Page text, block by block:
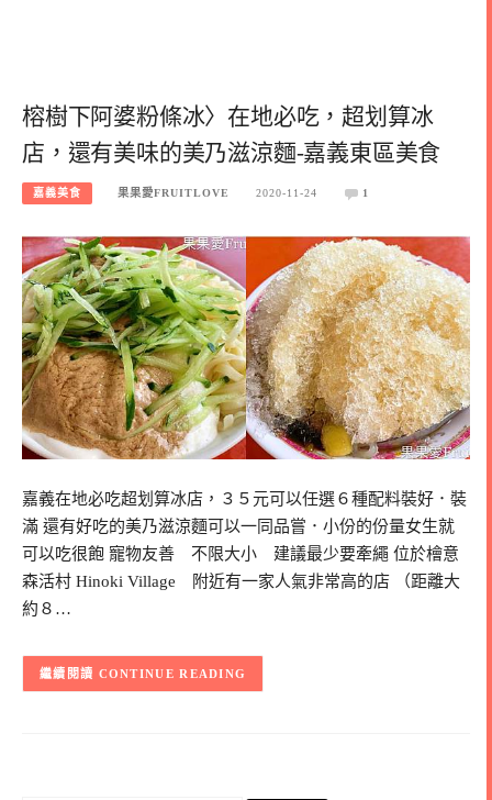
榕樹下阿婆粉條冰〉在地必吃，超划算冰
店，還有美味的美乃滋涼麵-嘉義東區美食
嘉義美食 果果愛FRUITLOVE 2020-11-24 1
嘉義在地必吃超划算冰店，３５元可以任選６種配料裝好．裝
滿 還有好吃的美乃滋涼麵可以一同品嘗．小份的份量女生就
可以吃很飽 寵物友善 不限大小 建議最少要牽繩 位於檜意
森活村 Hinoki Village 附近有一家人氣非常高的店 （距離大
約８…
CONTINUE READING